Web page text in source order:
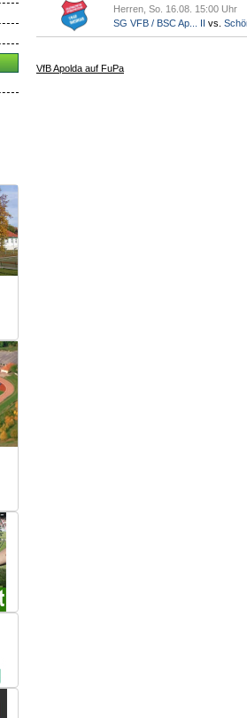
Herren, So. 16.08. 15:00 Uhr
SG VFB / BSC Ap... II vs.
VfB Apolda auf FuPa